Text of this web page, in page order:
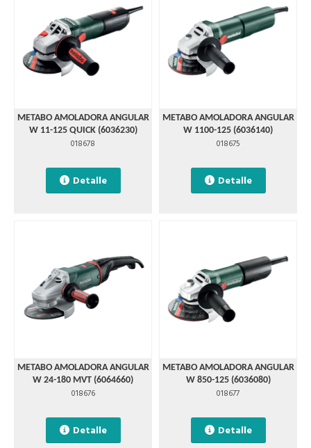
METABO AMOLADORA ANGULAR
W 11-125 QUICK (6036230)
018678
Detalle
METABO AMOLADORA ANGULAR
W 1100-125 (6036140)
018675
Detalle
METABO AMOLADORA ANGULAR
W 24-180 MVT (6064660)
018676
Detalle
METABO AMOLADORA ANGULAR
W 850-125 (6036080)
018677
Detalle